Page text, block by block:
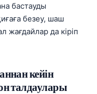
бастауды
безеу, шаш
жағдайлар да кіріп
кейін
талдаулары